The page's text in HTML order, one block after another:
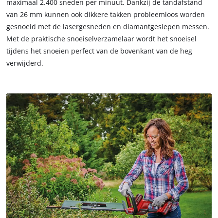
site
with
their
CMP
to
to
the
list
of
technologies
used.
Powered
by
Usercentrics
Consent
Management
that
are
disclosed
to
the
visitor.
owner
needs
to
setup
the
site
with
their
CMP
to
add
this
maximaal 2.400 sneden per minuut. Dankzij de tandafstand
van 26 mm kunnen ook dikkere takken probleemloos worden
gesnoeid met de lasergesneden en diamantgeslepen messen.
Met de praktische snoeiselverzamelaar wordt het snoeisel
tijdens het snoeien perfect van de bovenkant van de heg
verwijderd.